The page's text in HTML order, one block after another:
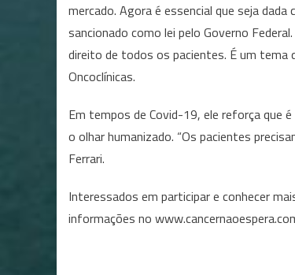
mercado. Agora é essencial que seja
sancionado como lei pelo Governo
direito de todos os pacientes. É um tema
Oncoclínicas.
Em tempos de Covid-19, ele reforça que
o olhar humanizado. “Os pacientes
Ferrari.
Interessados em participar e conhecer
informações no